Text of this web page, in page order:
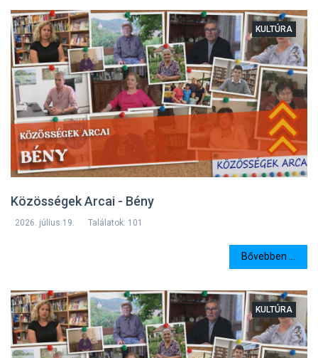
Közösségek Arcai - Bény
KULTÚRA
2026. július 19. Találatok: 101
Bővebben ...
KULTÚRA